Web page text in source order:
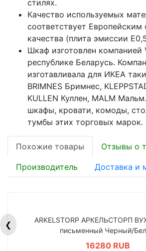
стилях.
Качество используемых
соответствует Европейским
качества (плита эмиссии
Шкаф изготовлен компанией
республике Беларусь.
изготавливала для ИКЕА
BRIMNES Бримнес,
KULLEN Куллен, MALM
шкафы, кровати, комоды,
тумбы этих торговых марок.
Похожие товары Отзывы о
Производитель Доставка и
❮
ARKELSTORP АРКЕЛЬСТОРП
письменный Черный/
16280 RUB